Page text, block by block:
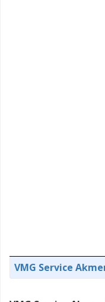
VMG Service